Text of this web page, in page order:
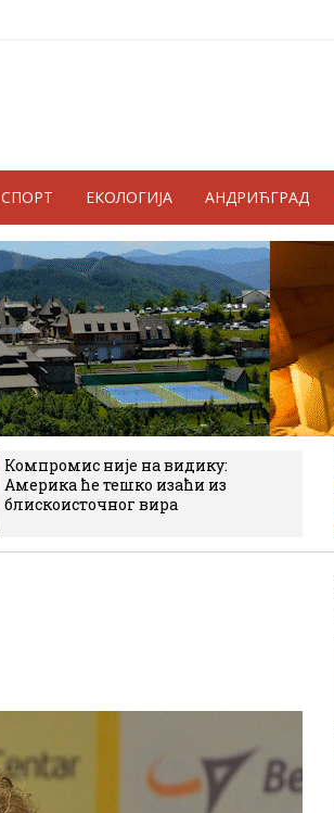
СПОРТ ЕКОЛОГИЈА АНДРИЋГРАД
Компромис није на видику:
Америка ће тешко изаћи из
блискоисточног вира